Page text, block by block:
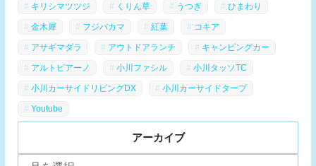
キリシマツツジ くりん草 うつぎ ひまわり
金木犀 フジバカマ 紅葉 コキア
アサギマダラ アウトドアランチ キャンピングカー
アルトピアーノ 小川ファシル 小川タッソTC
小川カーサイドリビングDX 小川カーサイドタープ
Youtube
アーカイブ